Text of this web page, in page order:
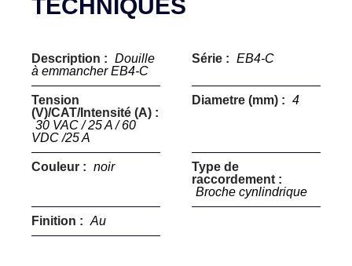
TECHNIQUES
Description : Douille
à emmancher EB4-C
Série : EB4-C
Tension
(V)/CAT/Intensité (A) :
30 VAC / 25 A / 60
VDC /25 A
Diametre (mm) : 4
Couleur : noir
Type de
raccordement :
Broche cynlindrique
Finition : Au